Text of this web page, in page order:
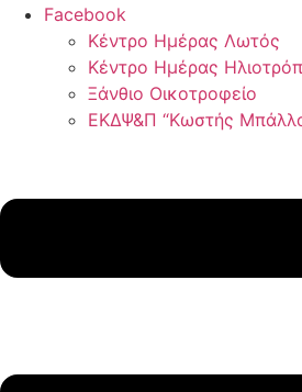
Facebook
Κέντρο Ημέρας Λωτός
Κέντρο Ημέρας
Ξάνθιο Οικοτροφείο
ΕΚΔΨ&Π “Κωστής